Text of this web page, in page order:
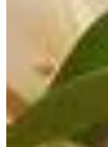
Publié le 14
Le laurier-rose,
essentiel de lui
développement